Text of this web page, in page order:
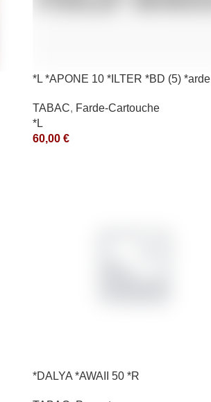
*L *APONE 10 *ILTER *BD (5) *arde
TABAC, Farde-Cartouche
*L
60,00 €
*DALYA *AWAII 50 *R